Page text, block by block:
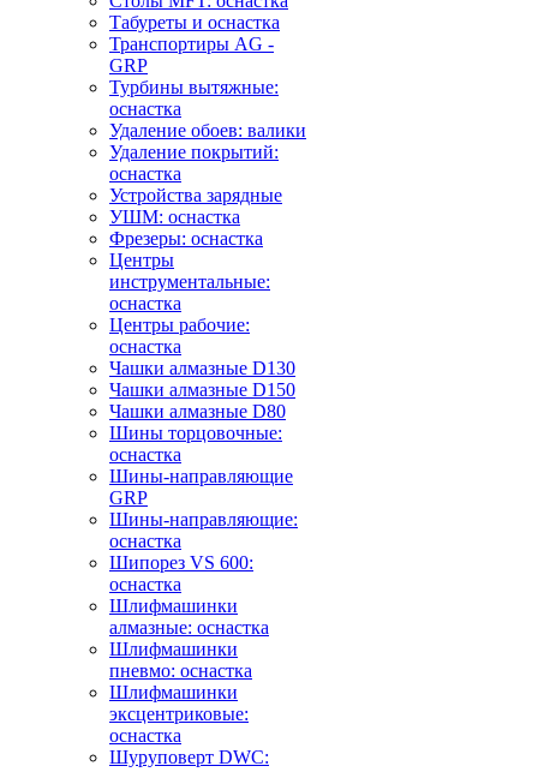
Табуреты и оснастка
Транспортиры AG -
GRP
Турбины вытяжные:
оснастка
Удаление обоев: валики
Удаление покрытий:
оснастка
Устройства зарядные
УШМ: оснастка
Фрезеры: оснастка
Центры
инструментальные:
оснастка
Центры рабочие:
оснастка
Чашки алмазные D130
Чашки алмазные D150
Чашки алмазные D80
Шины торцовочные:
оснастка
Шины-направляющие
GRP
Шины-направляющие:
оснастка
Шипорез VS 600:
оснастка
Шлифмашинки
алмазные: оснастка
Шлифмашинки
пневмо: оснастка
Шлифмашинки
эксцентриковые:
оснастка
Шуруповерт DWC: